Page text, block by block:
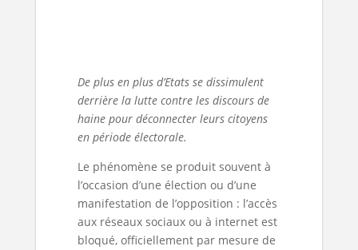
De plus en plus d’Etats se dissimulent
derrière la lutte contre les discours de
haine pour déconnecter leurs citoyens
en période électorale.
Le phénomène se produit souvent à
l’occasion d’une élection ou d’une
manifestation de l’opposition : l’accès
aux réseaux sociaux ou à internet est
bloqué, officiellement par mesure de